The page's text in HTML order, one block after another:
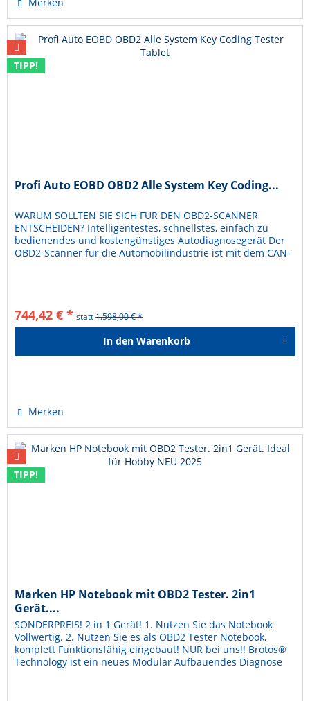
Merken
TIPP!
Profi Auto EOBD OBD2 Alle System Key Coding...
WARUM SOLLTEN SIE SICH FÜR DEN OBD2-SCANNER
ENTSCHEIDEN? Intelligentestes, schnellstes, einfach zu
bedienendes und kostengünstiges Autodiagnosegerät Der
OBD2-Scanner für die Automobilindustrie ist mit dem CAN-
744,42 € * statt1.598,00 € *
In den Warenkorb
Merken
TIPP!
Marken HP Notebook mit OBD2 Tester. 2in1
Gerät....
SONDERPREIS! 2 in 1 Gerät! 1. Nutzen Sie das Notebook
Vollwertig. 2. Nutzen Sie es als OBD2 Tester Notebook,
komplett Funktionsfähig eingebaut! NUR bei uns!! Brotos®
Technology ist ein neues Modular Aufbauendes Diagnose